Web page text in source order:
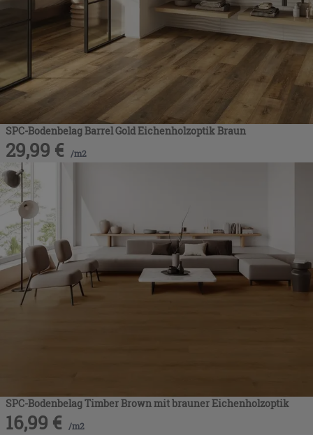
SPC-Bodenbelag Barrel Gold Eichenholzoptik Braun
29,99 € /m2
SPC-Bodenbelag Timber Brown mit brauner Eichenholzoptik
16,99 € /m2